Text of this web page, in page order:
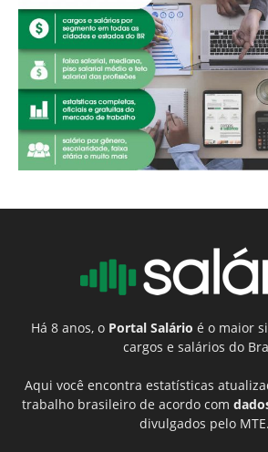
Há 8 anos, o Portal Salário é o maior
cargos e salários do
Aqui você encontra estatísticas
trabalho brasileiro de acordo com
divulgados pelo MTE.